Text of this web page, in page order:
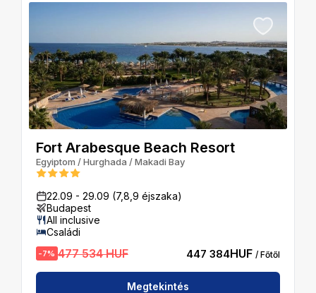
Fort Arabesque Beach Resort
Egyiptom /Hurghada /Makadi Bay
22.09 - 29.09 (7,8,9 éjszaka)
Budapest
All inclusive
Családi
-7% 477 534 HUF 447 384HUF / Főtől
Megtekintés